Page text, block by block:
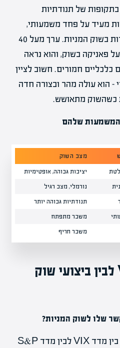
של תנודתיות
ערך של 30-40 נקודות מעיד על פחד משמעותי,
ולעיתים קרובות מלווה בירידות בשוק המניות. ערך מעל 40
פאניקה בשוק, והוא נראה
חמורים. חשוב לציין
הוא עולה מהר ובצורה חדה
כשהשוק מתאושש.
מצב השוק
יציבות גבוהה, אופטימיות
נורמלי, מצב רגיל
תנודתיות גבוהה יותר
משבר מתפתח
משבר חריף
הקשר בין מדד VIX לבין ביצועי שוק
קיים קורלציה שלילית חזקה בין מדד VIX לבין מדד S&P